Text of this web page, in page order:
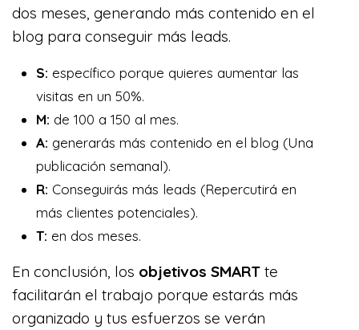
dos meses, generando más contenido en el
blog para conseguir más leads.
S: específico porque quieres aumentar las
visitas en un 50%.
M: de 100 a 150 al mes.
A: generarás más contenido en el blog (Una
publicación semanal).
R: Conseguirás más leads (Repercutirá en
más clientes potenciales).
T: en dos meses.
En conclusión, los objetivos SMART te
facilitarán el trabajo porque estarás más
organizado y tus esfuerzos se verán